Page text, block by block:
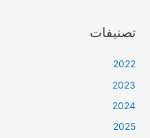
تصنيفات
2022
2023
2024
2025